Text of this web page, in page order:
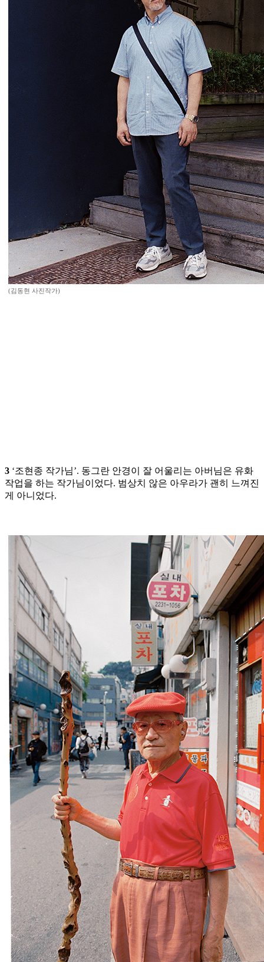
(김동현 사진작가)
3 ‘조현종 작가님’. 동그란 안경이 잘 어울리는 아버님은 유화
작업을 하는 작가님이었다. 범상치 않은 아우라가 괜히 느껴진
게 아니었다.